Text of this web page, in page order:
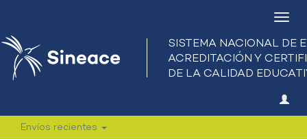
Envíos recientes